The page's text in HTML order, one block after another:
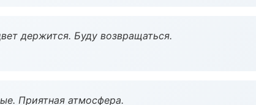
держится. Буду возвращаться.
Приятная атмосфера.